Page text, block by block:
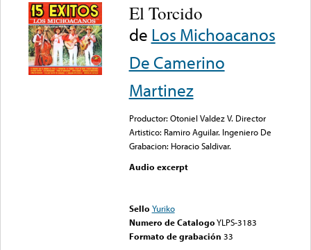
El Torcido
de Los Michoacanos
De Camerino
Martinez
Productor: Otoniel Valdez V. Director
Artistico: Ramiro Aguilar. Ingeniero De
Grabacion: Horacio Saldivar.
Audio excerpt
Sello Yuriko
Numero de CatalogoYLPS-3183
Formato de grabación 33